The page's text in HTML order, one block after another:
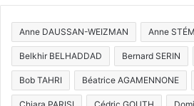
Anne DAUSSAN-WEIZMAN Anne
Belkhir BELHADDAD Bernard SERIN
Bob TAHRI Béatrice AGAMENNONE